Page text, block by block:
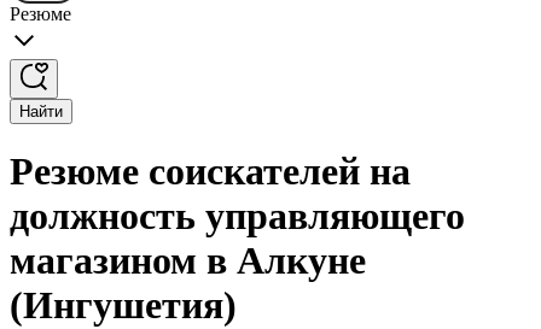
Резюме
Найти
Резюме соискателей на
должность управляющего
магазином в Алкуне
(Ингушетия)